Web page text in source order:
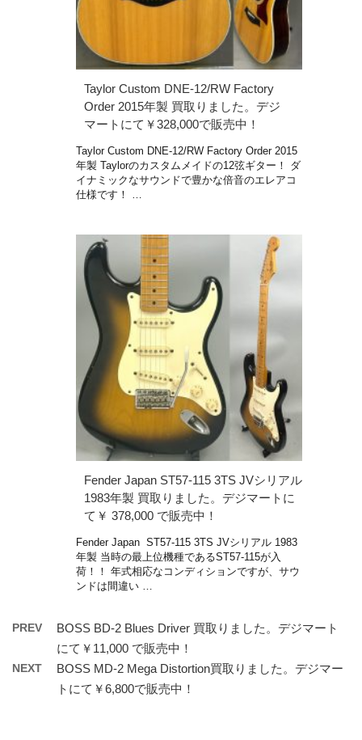
Taylor Custom DNE-12/RW Factory
Order 2015年製 買取りました。デジ
マートにて￥328,000で販売中！
Taylor Custom DNE-12/RW Factory Order 2015
年製 Taylorのカスタムメイドの12弦ギター！ ダ
イナミックなサウンドで豊かな倍音のエレアコ
仕様です！ …
Fender Japan ST57-115 3TS JVシリアル
1983年製 買取りました。デジマートに
て￥ 378,000 で販売中！
Fender Japan ST57-115 3TS JVシリアル 1983
年製 当時の最上位機種であるST57-115が入
荷！！ 年式相応なコンディションですが、サウ
ンドは間違い …
PREV
BOSS BD-2 Blues Driver 買取りました。デジマート
にて￥11,000 で販売中！
NEXT
BOSS MD-2 Mega Distortion買取りました。デジマー
トにて￥6,800で販売中！